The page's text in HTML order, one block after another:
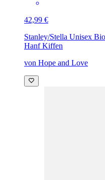
42,99 €
Stanley/Stella Unisex
Hanf Kiffen
von Hope and Love